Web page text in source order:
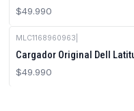
$49.990
MLC1168960963
Cargador Original Dell
$49.990